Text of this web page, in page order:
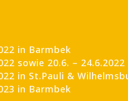
in Barmbek
sowie 20.6. –
in St.Pauli &
in Barmbek